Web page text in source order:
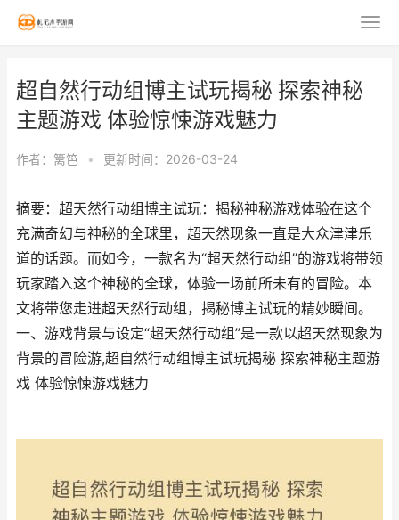
超自然行动组博主试玩揭秘 探索神秘
主题游戏 体验惊悚游戏魅力
作者： 篱笆 • 更新时间：2026-03-24
摘要：超天然行动组博主试玩：揭秘神秘游戏体验在这个
充满奇幻与神秘的全球里，超天然现象一直是大众津津乐
道的话题。而如今，一款名为“超天然行动组”的游戏将带领
玩家踏入这个神秘的全球，体验一场前所未有的冒险。本
文将带您走进超天然行动组，揭秘博主试玩的精妙瞬间。
一、游戏背景与设定“超天然行动组”是一款以超天然现象为
背景的冒险游,超自然行动组博主试玩揭秘 探索神秘主题游
戏 体验惊悚游戏魅力